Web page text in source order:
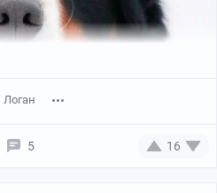
p/BozgVolhq6d/?
Логан
5 16